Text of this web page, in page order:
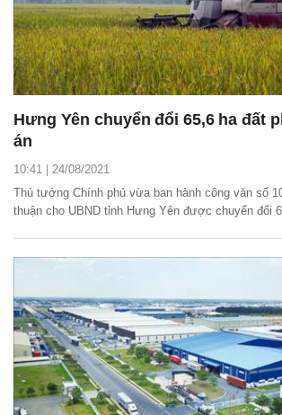
Hưng Yên chuyển đổi 65,6 ha đất
án
10:41 | 24/08/2021
Thủ tướng Chính phủ vừa ban hành công văn số
thuận cho UBND tỉnh Hưng Yên được chuyển đổi